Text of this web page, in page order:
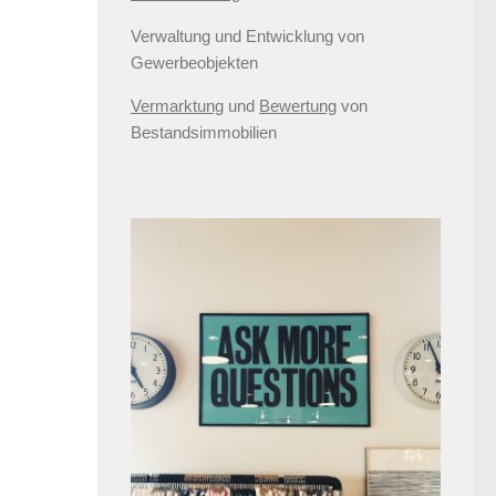
Verwaltung und Entwicklung von
Gewerbeobjekten
Vermarktung und Bewertung von
Bestandsimmobilien